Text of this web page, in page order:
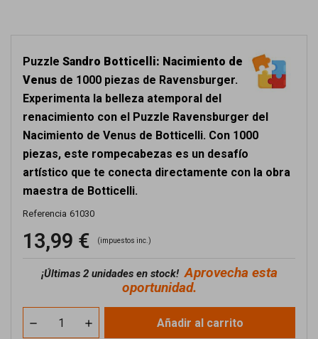
Puzzle Sandro Botticelli: Nacimiento de
Venus de 1000 piezas de Ravensburger.
Experimenta la belleza atemporal del
renacimiento con el Puzzle Ravensburger del
Nacimiento de Venus de Botticelli. Con 1000
piezas, este rompecabezas es un desafío
artístico que te conecta directamente con la obra
maestra de Botticelli.
Referencia 61030
13,99 € (impuestos inc.)
¡Últimas 2 unidades en stock!Aprovecha esta
oportunidad.
Añadir al carrito